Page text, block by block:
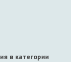
в категории